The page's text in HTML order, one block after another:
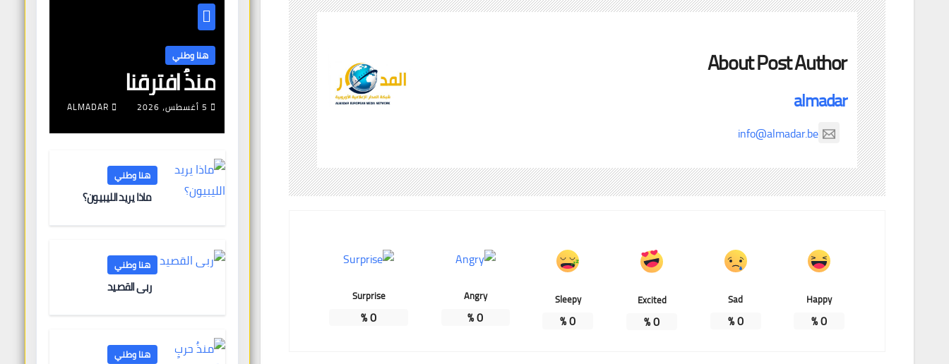
About Post Author
almadar
info@almadar.be
Happy
0
%
Sad
0
%
Excited
0
%
Sleepy
0
%
Angry
0
%
Surprise
0
%
هنا وطني
منذُ افترقنا
5 أغسطس، 2026 ALMADAR
هنا وطني
ماذا يريد الليبيون؟
هنا وطني
ربى القصيد
هنا وطني